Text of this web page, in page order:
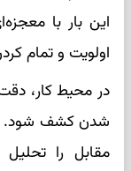
این بار با
اولویت و تمام
در محیط کار،
شدن کشف شود.
مقابل را